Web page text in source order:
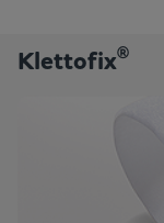
Klettofix®